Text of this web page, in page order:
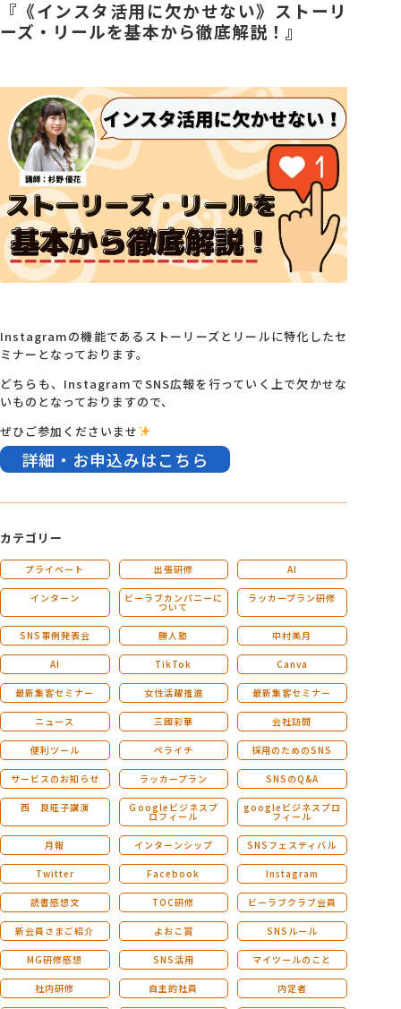
『《インスタ活用に欠かせない》ストーリ
ーズ・リールを基本から徹底解説！』
Instagramの機能であるストーリーズとリールに特化したセ
ミナーとなっております。
どちらも、InstagramでSNS広報を行っていく上で欠かせな
いものとなっておりますので、
ぜひご参加くださいませ
詳細・お申込みはこちら
カテゴリー
プライベート 出張研修 AI
インターン ビーラブカンパニーに
ついて
ラッカープラン研修
SNS事例発表会 勝人塾 中村美月
AI TikTok Canva
最新集客セミナー 女性活躍推進 最新集客セミナー
ニュース 三國彩華 会社訪問
便利ツール ペライチ 採用のためのSNS
サービスのお知らせ ラッカープラン SNSのQ&A
西 良旺子講演 Ｇoogleビジネスプ
ロフィール
googleビジネスプロ
フィール
月報 インターンシップ SNSフェスティバル
Twitter Facebook Instagram
読書感想文 TOC研修 ビーラブクラブ会員
新会員さまご紹介 よおこ賞 SNSルール
MG研修感想 SNS活用 マイツールのこと
社内研修 自主的社員 内定者